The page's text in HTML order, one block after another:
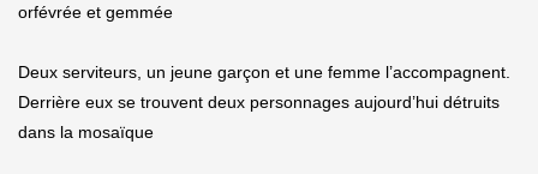
orfévrée et gemmée
Deux serviteurs, un jeune garçon et une femme l’accompagnent.
Derrière eux se trouvent deux personnages aujourd’hui détruits
dans la mosaïque